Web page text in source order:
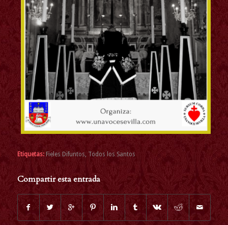
Etiquetas: Fieles Difuntos, Todos los Santos
Compartir esta entrada